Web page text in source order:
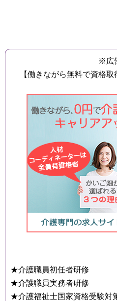
※広
【働きながら無料で資格
★介護職員初任者研修
★介護職員実務者研修
★介護福祉士国家資格受験対